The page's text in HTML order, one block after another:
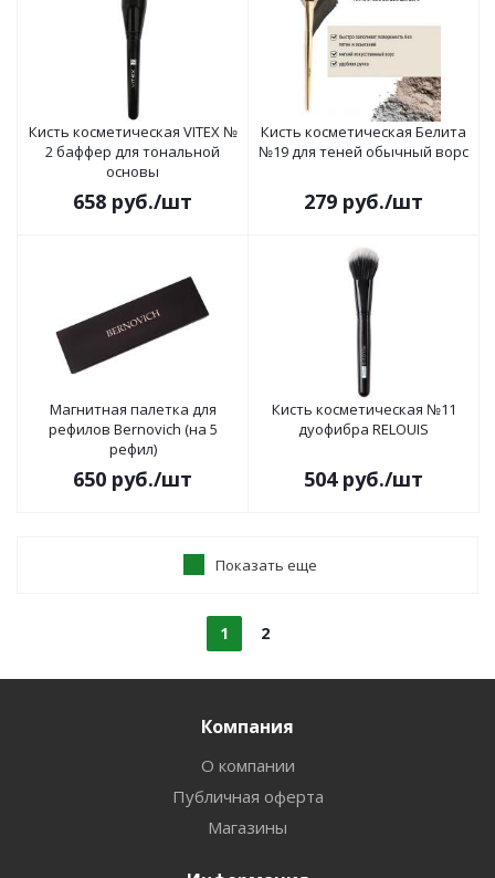
Кисть косметическая VITEX №
2 баффер для тональной
основы
658 руб./шт
Кисть косметическая Белита
№19 для теней обычный ворс
279 руб./шт
Магнитная палетка для
рефилов Bernovich (на 5
рефил)
650 руб./шт
Кисть косметическая №11
дуофибра RELOUIS
504руб./шт
Показать еще
1 2
Компания
О компании
Публичная оферта
Магазины